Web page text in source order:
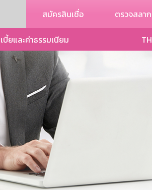
สมัครสินเชื่อ ตรวจสลาก
บี้ยและค่าธรรมเนียม TH